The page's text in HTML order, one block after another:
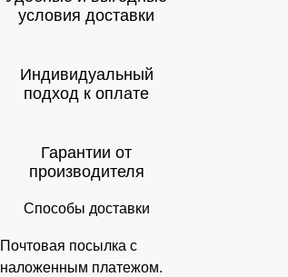
условия доставки
Индивидуальный
подход к оплате
Гарантии от
производителя
Способы доставки
Почтовая посылка с
наложенным платежом.